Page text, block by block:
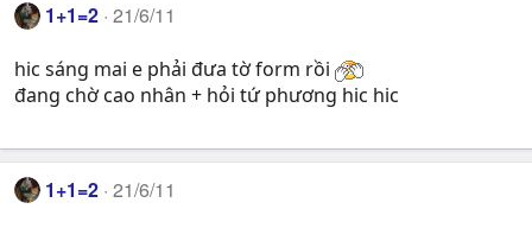
1+1=2 21/6/11
hic sáng mai e phải đưa tờ form rồi
đang chờ cao nhân + hỏi tứ phương hic hic
1+1=2 21/6/11